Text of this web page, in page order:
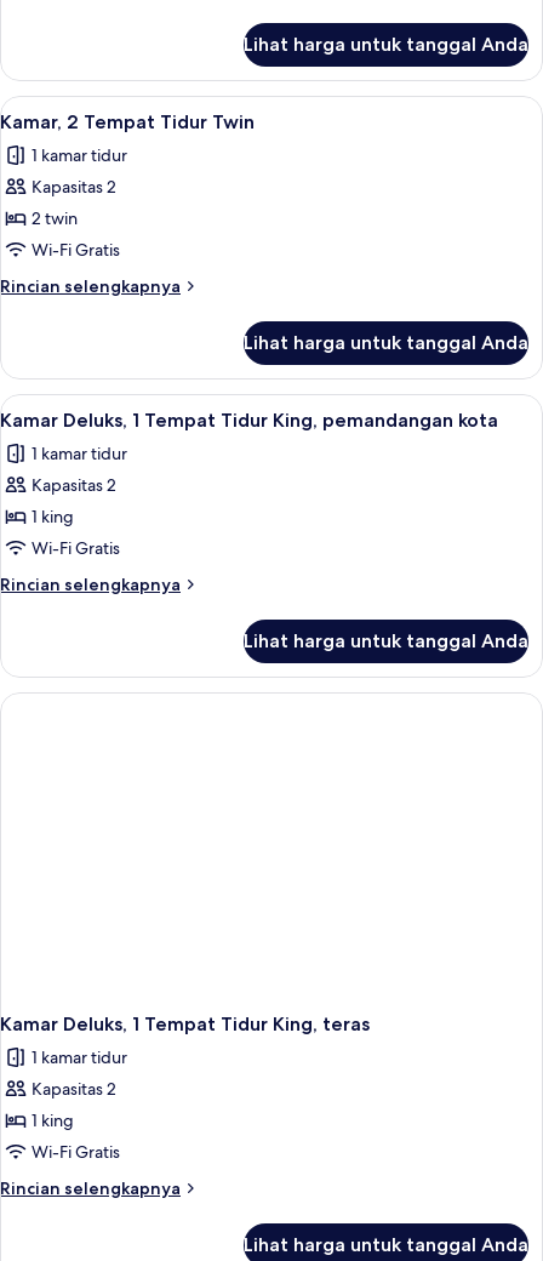
King
(PREMIUM
KING
BED)
Kamar,
Tempat
King
(PREMIUM
BED)
Lihat harga untuk tanggal Anda
Lihat
semua
foto
untuk
Kamar,
2
Tempat
Tidur
Kamar, 2 Tempat Tidur Twin | Seprai
5
Kamar, 2 Tempat Tidur Twin
1 kamar tidur
Kapasitas 2
2 twin
Wi-Fi Gratis
Rincian selengkapnya
Rincian
Kamar,
Tempat
Twin
Lihat harga untuk tanggal Anda
Lihat
semua
foto
untuk
Kamar
Deluks,
1
Tempat
King,
pemandangan
kota
Kamar Deluks, 1 Tempat Tidur King,
1
Kamar Deluks, 1 Tempat Tidur King, pemandangan kota
1 kamar tidur
Kapasitas 2
1 king
Wi-Fi Gratis
Rincian selengkapnya
Rincian
Kamar
Deluks,
1
Lihat harga untuk tanggal Anda
Kamar Deluks, 1 Tempat Tidur King, teras
1 kamar tidur
Kapasitas 2
1 king
Wi-Fi Gratis
Rincian selengkapnya
Rincian
Lihat harga untuk tanggal Anda